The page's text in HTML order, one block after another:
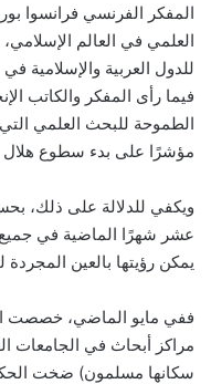
المفكر الفرنسي فرانسوا
العلمي في العالم
للدول العربية والإسلامية
فيما رأى المفكر والكاتب
الطموحة للبحث العلمي
مؤشرًا على بدء سطوع هلال
ويكفي للدلالة على ذلك،
عشر شهرًا الماضية في جميع
يمكن رؤيتها بالعين المجردة
مراكز أبحاث في الجامعات